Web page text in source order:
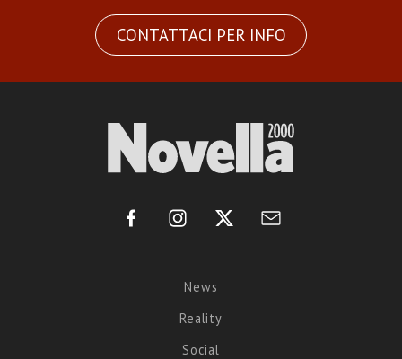
CONTATTACI PER INFO
News
Reality
Social